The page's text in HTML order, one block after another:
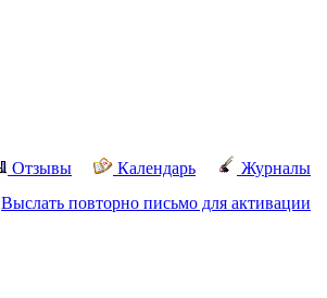
Отзывы Календарь
Журналы
Выслать повторно письмо для активации